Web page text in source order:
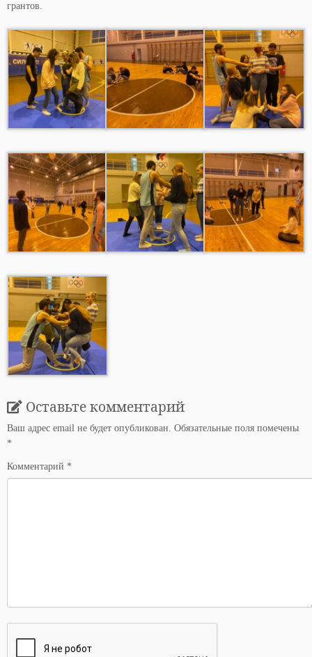
грантов.
Оставьте комментарий
Ваш адрес email не будет опубликован. Обязательные поля помечены
*
Комментарий *